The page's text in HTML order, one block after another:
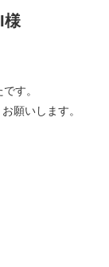
様
す。
願いします。